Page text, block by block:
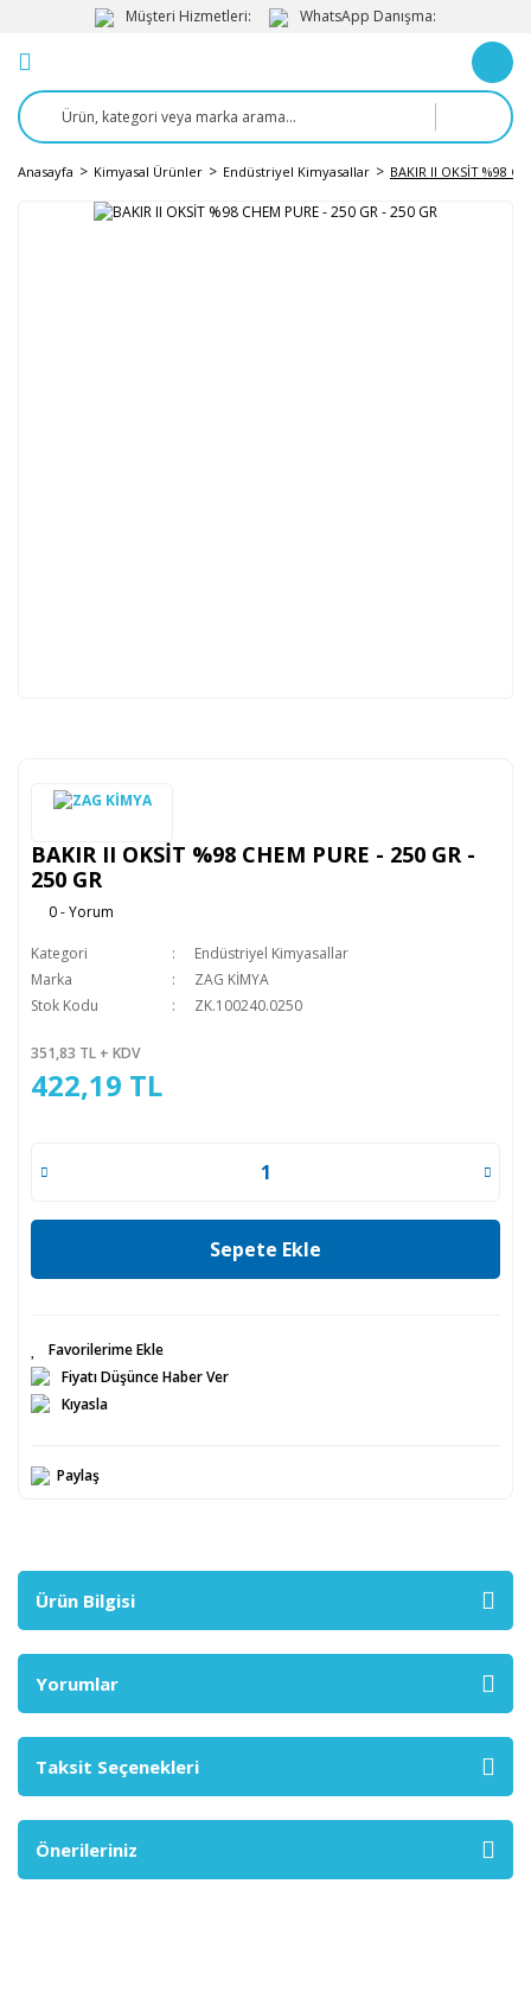
Müşteri Hizmetleri: WhatsApp Danışma:
Anasayfa Kimyasal Ürünler Endüstriyel Kimyasallar BAKIR II OKSİT %98
BAKIR II OKSİT %98 CHEM PURE - 250 GR -
250 GR
0 - Yorum
Kategori
Endüstriyel Kimyasallar
Marka
ZAG KİMYA
Stok Kodu
ZK.100240.0250
351,83 TL + KDV
422,19 TL
Sepete Ekle
Fiyatı Düşünce Haber Ver
Kıyasla
Paylaş
Ürün Bilgisi
Yorumlar
Taksit Seçenekleri
Önerileriniz